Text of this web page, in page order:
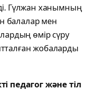
Гүлжан ханымның
балалар мен
өмір сүру
жобаларды
педагог және тіл